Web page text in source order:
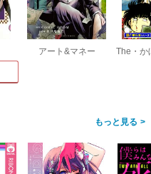
アート&マネー
>